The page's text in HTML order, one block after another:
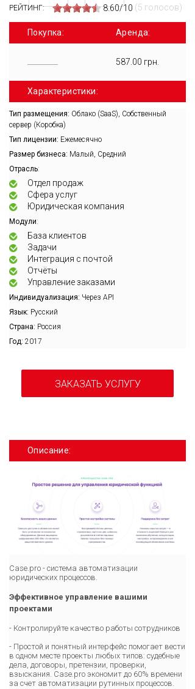
РЕЙТИНГ: 8.60/10 (5 голосов)
Покупка: Аренда:
587.00 грн.
Характеристики:
Тип размещения: Облако (SaaS), Собственный
сервер (Коробка)
Тип лицензии: Ежемесячно
Размер бизнеса: Малый, Средний
Отрасль:
Отдел продаж
Сфера услуг
Юридическая компания
Модули:
База клиентов
Задачи
Интеграция с почтой
Отчёты
Управление заказами
Индивидуализация: Через API
Язык: Русский
Страна: Россия
Год: 2017
ЗАКАЗАТЬ УСЛУГУ
Описание:
Case.pro - система автоматизации
юридических процессов.
Эффективное управление вашими
проектами
- Контролируйте качество работы сотрудников
- Простой и понятный интерфейс помогает вести
в одном месте проекты любых типов: судебные
дела, договоры, претензии, проверки,
взыскания. Case.pro экономит до 60% времени
за счет автоматизации рутинных процессов.